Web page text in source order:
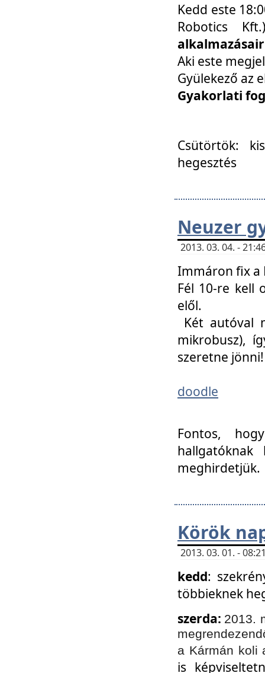
Kedd este
Robotics
Aki este
Gyülekező az
Gyakorlati
Csütörtök:
hegesztés
Neuzer
2013. 03. 04. -
Immáron fix a
Fél 10-re kell
elől.
Két autóval
mikrobusz),
szeretne jönni!
doodle
Fontos,
meghirdetjük.
Körök
2013. 03. 01. -
kedd:
többieknek
szerda: 2013.
a Kármán koli
is